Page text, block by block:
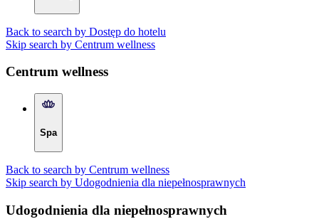
Back to search by Dostęp do hotelu
Skip search by Centrum wellness
Centrum wellness
Spa
Back to search by Centrum wellness
Skip search by Udogodnienia dla niepełnosprawnych
Udogodnienia dla niepełnosprawnych